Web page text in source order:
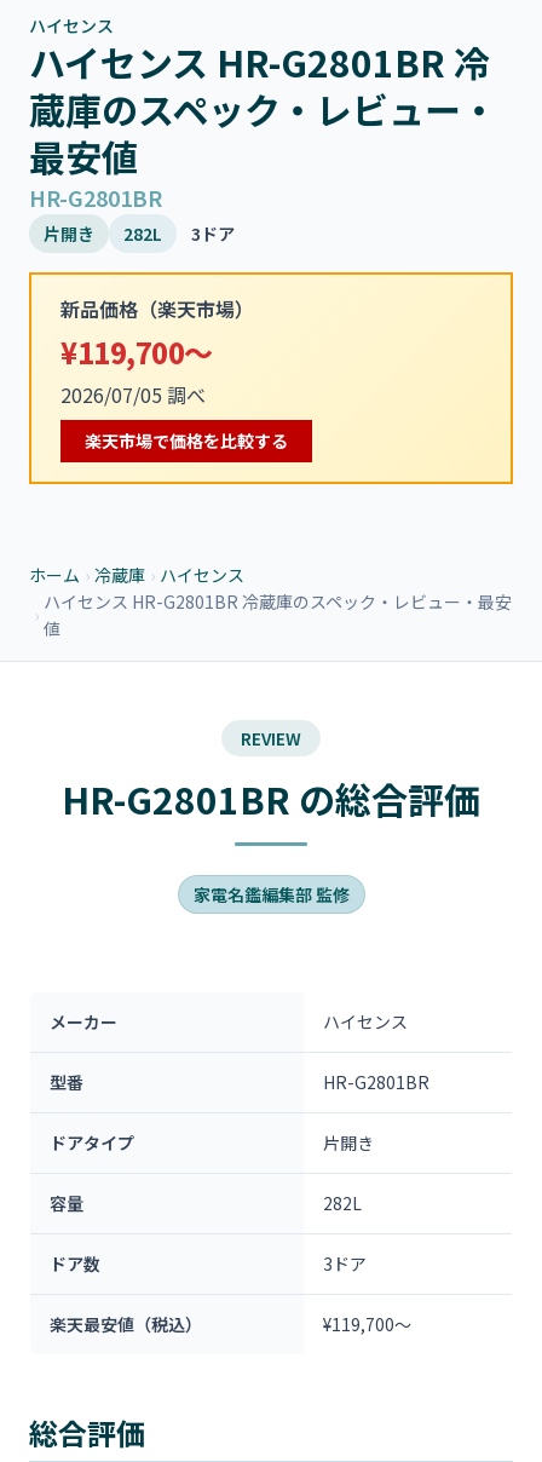
ハイセンス
ハイセンス HR-G2801BR 冷
蔵庫のスペック・レビュー・
最安値
HR-G2801BR
片開き 282L 3ドア
新品価格（楽天市場）
¥119,700～
2026/07/05 調べ
楽天市場で価格を比較する
ホーム › 冷蔵庫 › ハイセンス
›
ハイセンス HR-G2801BR 冷蔵庫のスペック・レビュー・最安
値
REVIEW
HR-G2801BR の総合評価
家電名鑑編集部 監修
メーカー ハイセンス
型番 HR-G2801BR
ドアタイプ 片開き
容量 282L
ドア数 3ドア
楽天最安値（税込） ¥119,700～
総合評価